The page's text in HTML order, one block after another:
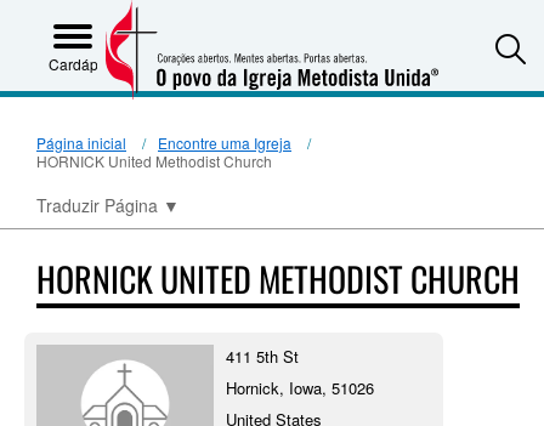
Cardápio
Página inicial
Encontre uma Igreja
HORNICK United Methodist Church
Traduzir Página ▼
HORNICK UNITED METHODIST CHURCH
411 5th St
Hornick, Iowa, 51026
United States